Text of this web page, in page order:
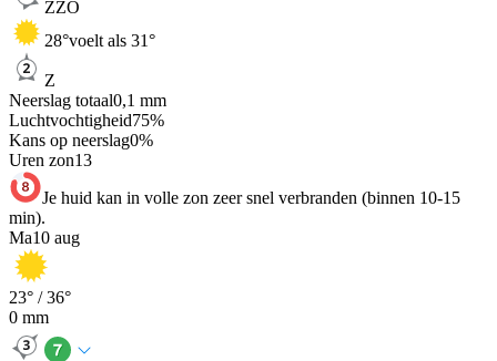
ZZO
28°voelt als 31°
Z
Neerslag totaal0,1 mm
Luchtvochtigheid75%
Kans op neerslag0%
Uren zon13
Je huid kan in volle zon zeer snel verbranden (binnen 10-15
min).
Ma10 aug
23° /36°
0 mm